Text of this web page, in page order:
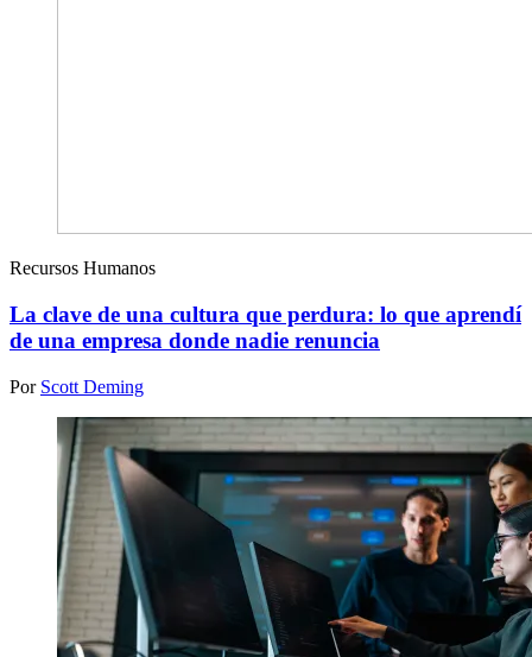
Recursos Humanos
La clave de una cultura que perdura: lo que aprendí
de una empresa donde nadie renuncia
Por Scott Deming